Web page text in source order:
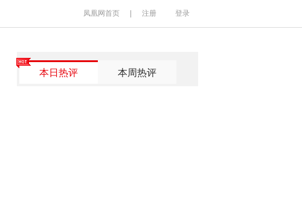
凤凰网首页 注册 登录
本日热评 本周热评